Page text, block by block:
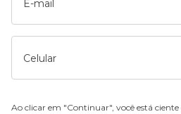
E-mail
Celular
Ao clicar em "Continuar", você está ciente